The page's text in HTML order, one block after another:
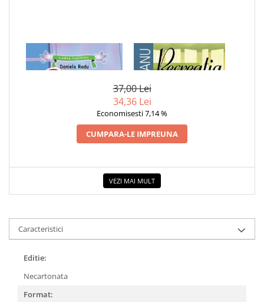
1 x OUALE DE PASTE.
POVESTE ILUSTRATA
1 x RECREATIA MARE
37,00 Lei
34,36 Lei
Economisesti 7,14 %
CUMPARA-LE IMPREUNA
VEZI MAI MULT
Caracteristici
Editie:
Necartonata
Format: